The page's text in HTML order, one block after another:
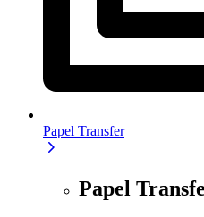
Papel Transfer
Papel